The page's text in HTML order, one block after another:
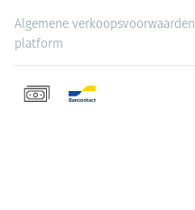
Algemene verkoopsvoorwaarden
platform